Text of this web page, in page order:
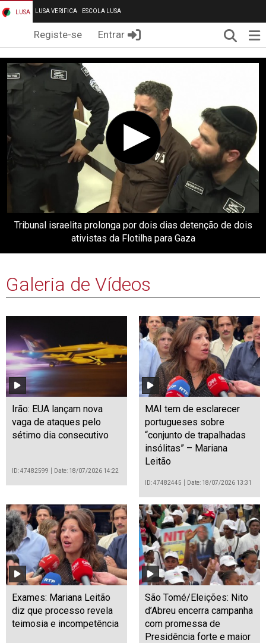
LUSA LUSA VERIFICA ESCOLA LUSA
Registe-se Entrar
Tribunal israelita prolonga por dois dias detenção de dois
ativistas da Flotilha para Gaza
Galeria de Vídeos
Irão: EUA lançam nova
vaga de ataques pelo
sétimo dia consecutivo
ID: 47482599 Date: 18/07/2026 14:22
MAI tem de esclarecer
portugueses sobre
“conjunto de trapalhadas
insólitas” – Mariana
Leitão
ID: 47482445 Date: 18/07/2026 13:31
Exames: Mariana Leitão
diz que processo revela
teimosia e incompetência
São Tomé/Eleições: Nito
d’Abreu encerra campanha
com promessa de
Presidência forte e maior